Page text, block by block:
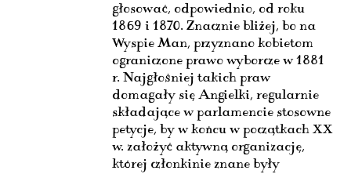
głosować, odpowiednio, od roku
1869 i 1870. Znacznie bliżej, bo na
Wyspie Man, przyznano kobietom
ograniczone prawo wyborcze w 1881
r. Najgłośniej takich praw
domagały się Angielki, regularnie
składające w parlamencie stosowne
petycje, by w końcu w początkach XX
w. założyć aktywną organizację,
której członkinie znane były